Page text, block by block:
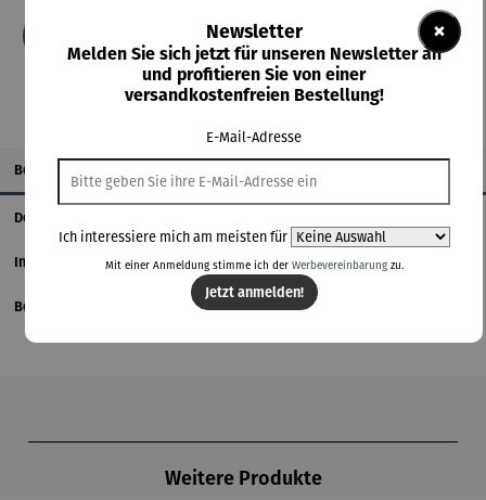
In den Warenkorb
Beschreibung
Details
Informationen zum Hersteller
Bewertungen
Weitere Produkte
×
Newsletter
Melden Sie sich jetzt für unseren Newsletter an
und profitieren Sie von einer
versandkostenfreien Bestellung!
E-Mail-Adresse
Ich interessiere mich am meisten für
Mit einer Anmeldung stimme ich der Werbevereinbarungzu.
Jetzt anmelden!